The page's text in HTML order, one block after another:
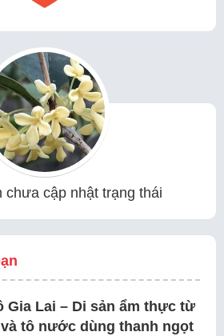
chưa cập nhật trạng thái
Gia Lai – Di sản ẩm thực từ
tô nước dùng thanh ngọt